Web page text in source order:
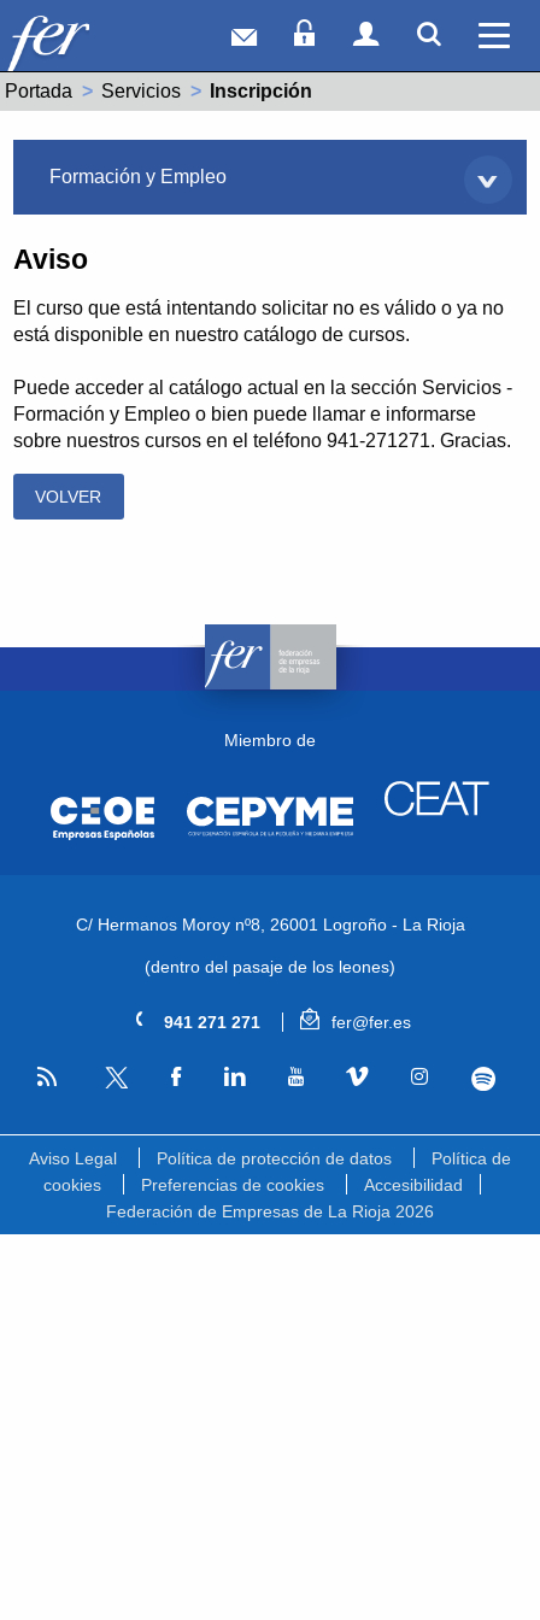
Correo webAcceso Socios
Acceso
Portada Servicios Actual:
Inscripción
Formación y Empleo
Aviso
El curso que está intentando solicitar no es válido o ya no
está disponible en nuestro catálogo de cursos.
Puede acceder al catálogo actual en la sección Servicios -
Formación y Empleo o bien puede llamar e informarse
sobre nuestros cursos en el teléfono 941-271271. Gracias.
VOLVER
Miembro de
C/ Hermanos Moroy nº8, 26001 Logroño - La Rioja
(dentro del pasaje de los leones)
941 271 271 fer@fer.es
RSS
Aviso Legal Política de protección de datos
Política de
cookies
Preferencias de cookies
Accesibilidad
Federación de Empresas de La Rioja 2026